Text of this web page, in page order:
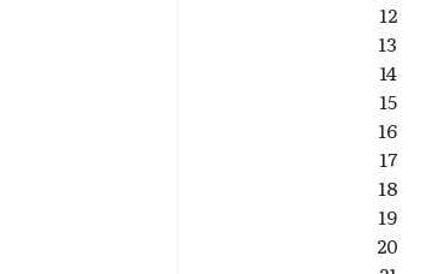
12
13
14
15
16
17
18
19
20